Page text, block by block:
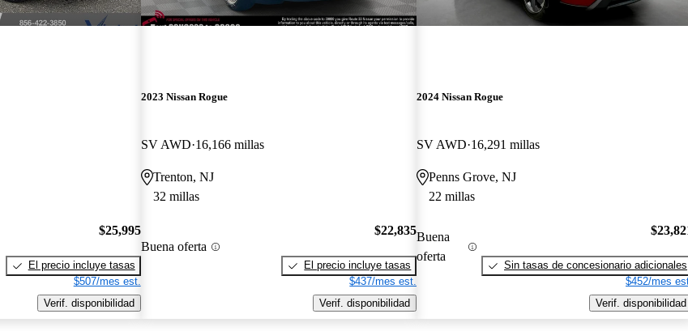
$25,995
El precio incluye tasas
$507/mes est.
Verif. disponibilidad
2023 Nissan Rogue
SV AWD 16,166 millas
Trenton, NJ
32 millas
Buena oferta
$22,835
El precio incluye tasas
$437/mes est.
Verif. disponibilidad
2024 Nissan Rogue
SV AWD 16,291 millas
Penns Grove, NJ
22 millas
Buena
oferta
Sin tasas de concesionario adicionales
$452/mes
Verif. disponibilidad